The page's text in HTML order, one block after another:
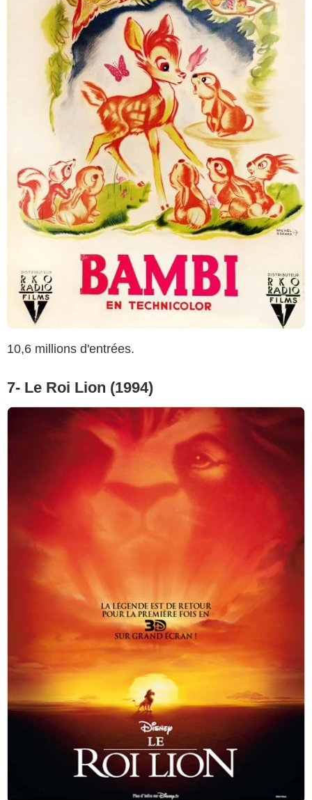
10,6 millions d'entrées.
7- Le Roi Lion (1994)